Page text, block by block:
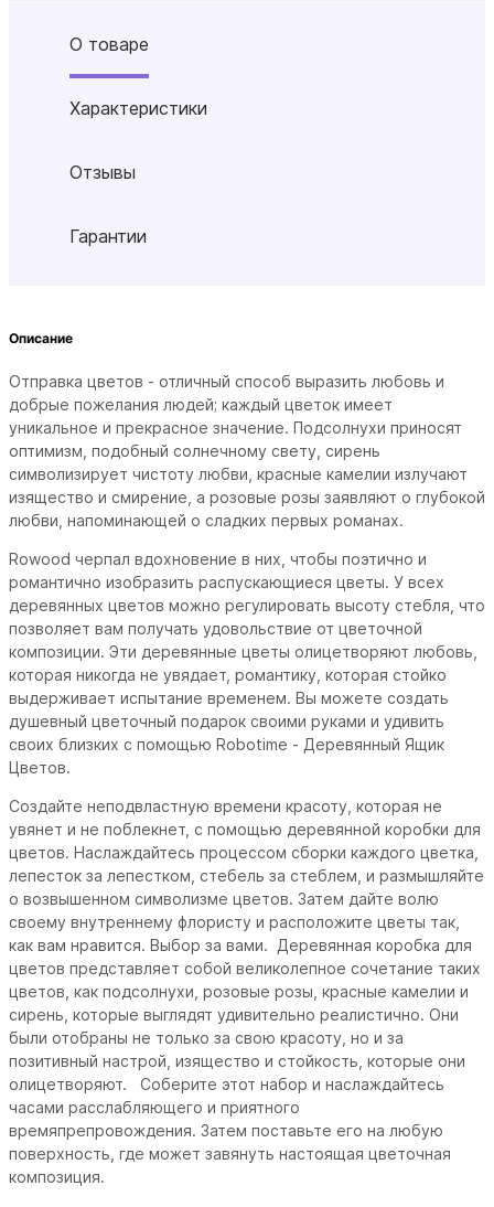
О товаре
Характеристики
Отзывы
Гарантии
Описание
Отправка цветов - отличный способ выразить любовь и
добрые пожелания людей; каждый цветок имеет
уникальное и прекрасное значение. Подсолнухи приносят
оптимизм, подобный солнечному свету, сирень
символизирует чистоту любви, красные камелии излучают
изящество и смирение, а розовые розы заявляют о глубокой
любви, напоминающей о сладких первых романах.
Rowood черпал вдохновение в них, чтобы поэтично и
романтично изобразить распускающиеся цветы. У всех
деревянных цветов можно регулировать высоту стебля, что
позволяет вам получать удовольствие от цветочной
композиции. Эти деревянные цветы олицетворяют любовь,
которая никогда не увядает, романтику, которая стойко
выдерживает испытание временем. Вы можете создать
душевный цветочный подарок своими руками и удивить
своих близких с помощью Robotime - Деревянный Ящик
Цветов.
Создайте неподвластную времени красоту, которая не
увянет и не поблекнет, с помощью деревянной коробки для
цветов. Наслаждайтесь процессом сборки каждого цветка,
лепесток за лепестком, стебель за стеблем, и размышляйте
о возвышенном символизме цветов. Затем дайте волю
своему внутреннему флористу и расположите цветы так,
как вам нравится. Выбор за вами. Деревянная коробка для
цветов представляет собой великолепное сочетание таких
цветов, как подсолнухи, розовые розы, красные камелии и
сирень, которые выглядят удивительно реалистично. Они
были отобраны не только за свою красоту, но и за
позитивный настрой, изящество и стойкость, которые они
олицетворяют.
Соберите этот набор и наслаждайтесь
часами расслабляющего и приятного
времяпрепровождения. Затем поставьте его на любую
поверхность, где может завянуть настоящая цветочная
композиция.